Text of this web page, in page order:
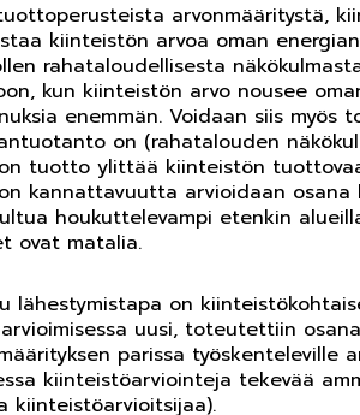
arvonmääritystä,
kiinteistön arvoa oman
rahataloudellisesta
kun kiinteistön arvo nousee
enemmän. Voidaan siis
on (rahatalouden
tuotto ylittää kiinteistön
kannattavuutta arvioidaan
houkuttelevampi etenkin
ovat matalia.
lähestymistapa on
uusi, toteutettiin
parissa työskenteleville
kiinteistöarviointeja tekevää
kiinteistöarvioitsijaa).